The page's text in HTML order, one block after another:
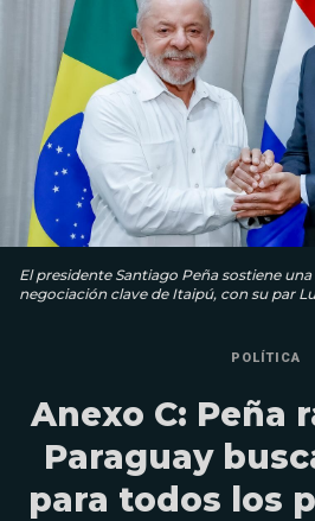
El presidente Santiago Peña sostiene
negociación clave de Itaipú, con su par
POLÍTICA
Anexo C: Peña
Paraguay
para todos los